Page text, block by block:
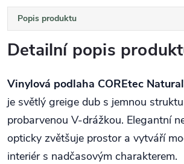
Popis produktu
Detailní popis
Vinylová podlaha COREtec
je světlý greige dub s jemnou
probarvenou V-drážkou. Elegantní
opticky zvětšuje prostor a vytváří
interiér s nadčasovým charakterem.